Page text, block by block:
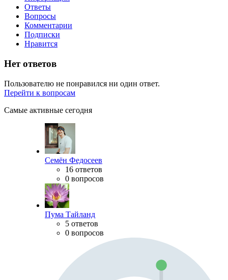
Ответы
Вопросы
Комментарии
Подписки
Нравится
Нет ответов
Пользователю не понравился ни один ответ.
Перейти к вопросам
Самые активные сегодня
Семён Федосеев
16 ответов
0 вопросов
Пума Тайланд
5 ответов
0 вопросов